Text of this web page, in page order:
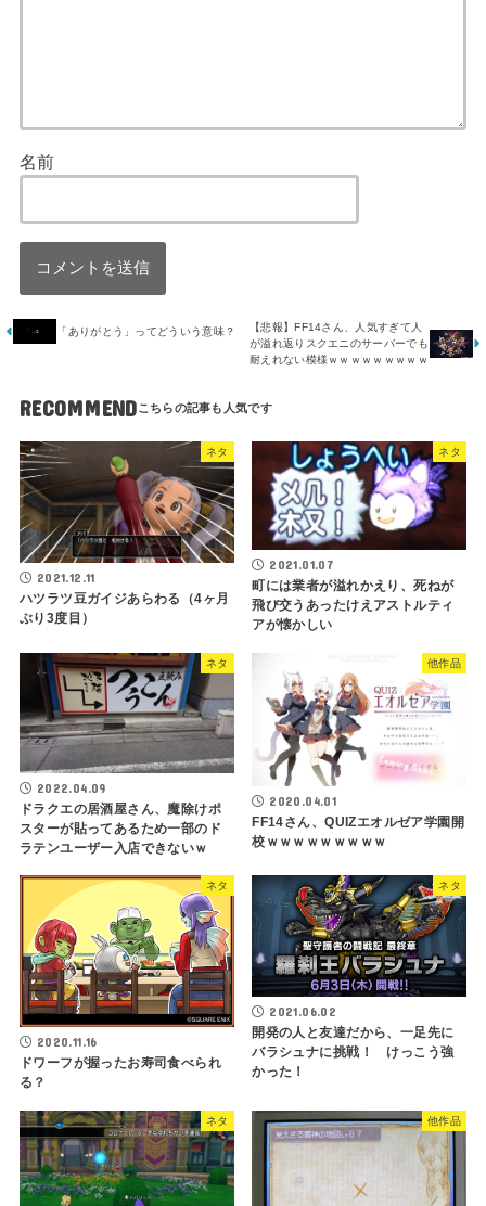
名前
「ありがとう」ってどういう意味？
【悲報】FF14さん、人気すぎて人
が溢れ返りスクエニのサーバーでも
耐えれない模様ｗｗｗｗｗｗｗｗｗ
RECOMMEND
ネタ
2021.12.11
ハツラツ豆ガイジあらわる（4ヶ月
ぶり3度目）
ネタ
2021.01.07
町には業者が溢れかえり、死ねが
飛び交うあったけえアストルティ
アが懐かしい
ネタ
2022.04.09
ドラクエの居酒屋さん、魔除けポ
スターが貼ってあるため一部のド
ラテンユーザー入店できないｗ
他作品
2020.04.01
FF14さん、QUIZエオルゼア学園開
校ｗｗｗｗｗｗｗｗｗ
ネタ
2020.11.16
ドワーフが握ったお寿司食べられ
る？
ネタ
2021.06.02
開発の人と友達だから、一足先に
バラシュナに挑戦！ けっこう強
かった！
ネタ 他作品